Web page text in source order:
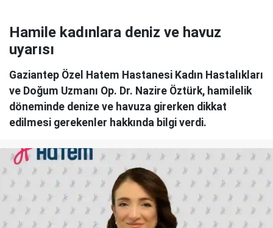
Hamile kadınlara deniz ve havuz
uyarısı
Gaziantep Özel Hatem Hastanesi Kadın Hastalıkları
ve Doğum Uzmanı Op. Dr. Nazire Öztürk, hamilelik
döneminde denize ve havuza girerken dikkat
edilmesi gerekenler hakkında bilgi verdi.